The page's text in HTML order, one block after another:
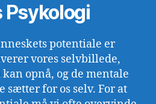
Psykologi
potentiale er
vores selvbillede,
opnå, og de mentale
sætter for os selv. For at